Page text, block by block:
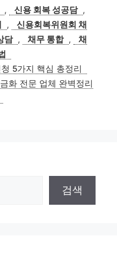
, 신용 회복 성공담 ,
,
신용회복위원회 채
담 , 채무 통합 ,
채
5가지 핵심 총정리
화 전문 업체 완벽정리
검색